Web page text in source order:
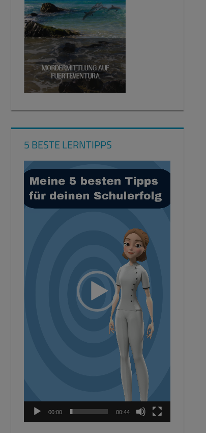
5 BESTE LERNTIPPS
Video-
Player
00:00 00:44